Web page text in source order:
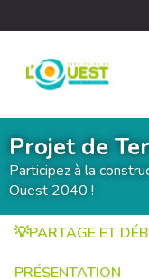
Projet de
Participez à la
Ouest 2040 !
💡PARTAGE ET
PRÉSENTATION